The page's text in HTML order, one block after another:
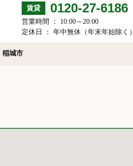
賃貸 0120-27-6186
営業時間 ： 10:00～20:00
定休日 ： 年中無休（年末年始除く）
稲城市